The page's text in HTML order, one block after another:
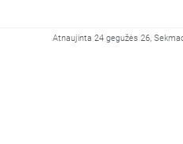
Atnaujinta 24 gegužės 26,